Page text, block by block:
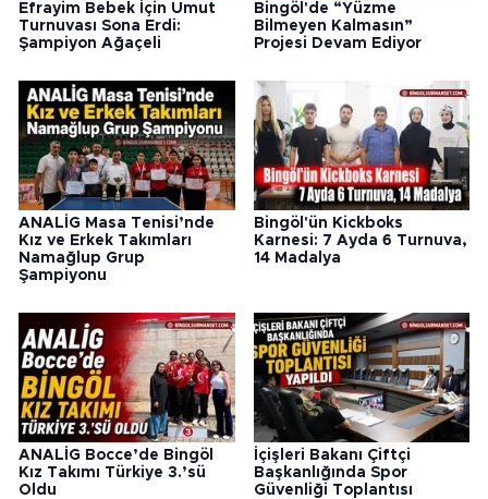
Efrayim Bebek İçin Umut
Turnuvası Sona Erdi:
Şampiyon Ağaçeli
Bingöl'de “Yüzme
Bilmeyen Kalmasın”
Projesi Devam Ediyor
ANALİG Masa Tenisi’nde
Kız ve Erkek Takımları
Namağlup Grup
Şampiyonu
Bingöl'ün Kickboks
Karnesi: 7 Ayda 6 Turnuva,
14 Madalya
ANALİG Bocce’de Bingöl
Kız Takımı Türkiye 3.’sü
Oldu
İçişleri Bakanı Çiftçi
Başkanlığında Spor
Güvenliği Toplantısı